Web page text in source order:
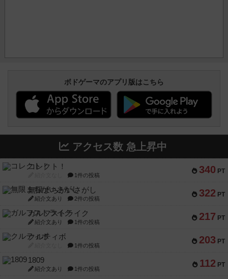
ボドゲーマのアプリ版はこちら
アクセス数 急上昇中
340 PT
コレクト！
1件の投稿
322 PT
無限まちがいさがし
紹介文あり 2件の投稿
217 PT
ガルフストライク
紹介文あり 1件の投稿
203 PT
クルティボ
1件の投稿
112 PT
1809
紹介文あり 1件の投稿